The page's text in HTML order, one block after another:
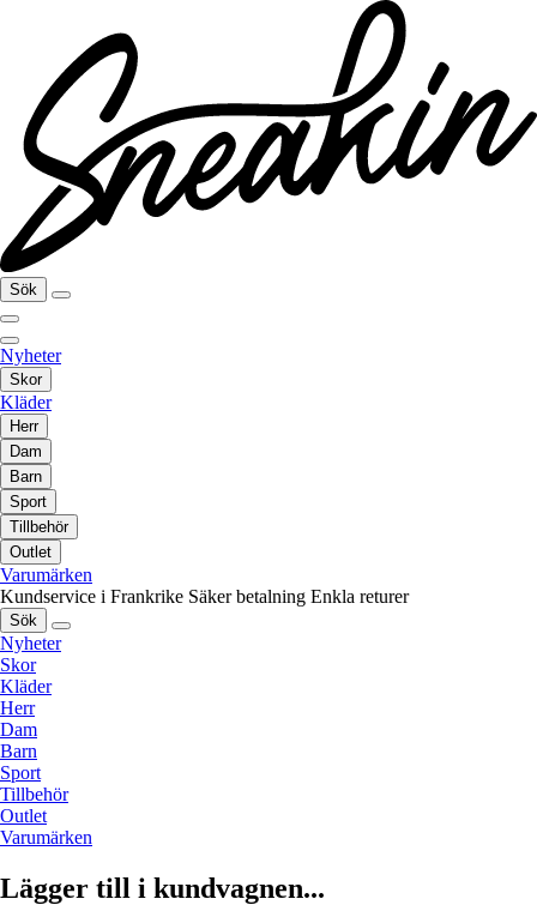
Sök
Nyheter
Skor
Kläder
Herr
Dam
Barn
Sport
Tillbehör
Outlet
Varumärken
Kundservice i Frankrike Säker betalning Enkla returer
Sök
Nyheter
Skor
Kläder
Herr
Dam
Barn
Sport
Tillbehör
Outlet
Varumärken
Lägger till i kundvagnen...